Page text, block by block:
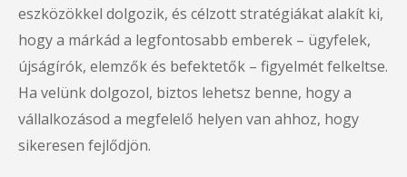
eszközökkel dolgozik, és célzott stratégiákat alakít ki,
hogy a márkád a legfontosabb emberek – ügyfelek,
újságírók, elemzők és befektetők – figyelmét felkeltse.
Ha velünk dolgozol, biztos lehetsz benne, hogy a
vállalkozásod a megfelelő helyen van ahhoz, hogy
sikeresen fejlődjön.